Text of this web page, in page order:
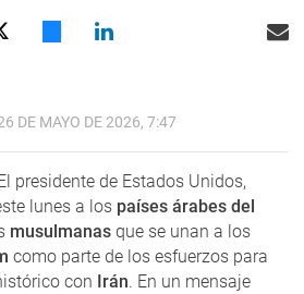
DE MAYO DE 2026, 7:47
presidente de Estados Unidos,
lunes a los países árabes del
musulmanas que se unan a los
como parte de los esfuerzos para
con Irán. En un mensaje